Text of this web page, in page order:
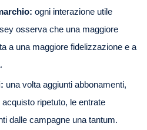
ogni interazione utile
osserva che una maggiore
a una maggiore fidelizzazione e a
una volta aggiunti abbonamenti,
ripetuto, le entrate
dalle campagne una tantum.